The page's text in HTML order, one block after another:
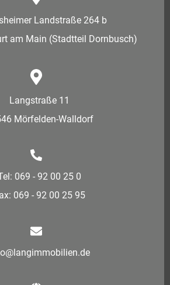
Landstraße 264 b
am Main (Stadtteil Dornbusch)
Langstraße 11
Mörfelden-Walldorf
069 - 92 00 25 0
069 - 92 00 25 95